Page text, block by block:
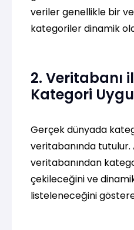
veriler genellikle bir
kategoriler dinamik
2. Veritabanı
Kategori
Gerçek dünyada
veritabanında tutulur.
veritabanından
çekileceğini ve
listeleneceğini